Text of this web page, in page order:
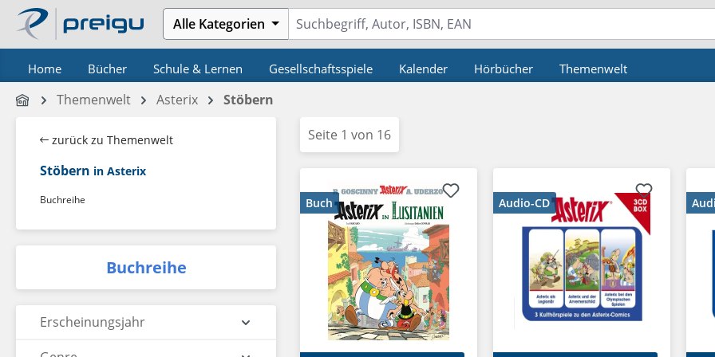
Hauptinhalt springen
Zur Suche springen
Zur Hauptnavigation springenAlle Kategorien
Home Bücher Schule & Lernen Gesellschaftsspiele Kalender Hörbücher Themenwelt
Themenwelt Asterix Stöbern
zurück zu Themenwelt
Stöbern in Asterix
Buchreihe
Buchreihe
Erscheinungsjahr
Seite 1 von 16
Buch Audio-CD